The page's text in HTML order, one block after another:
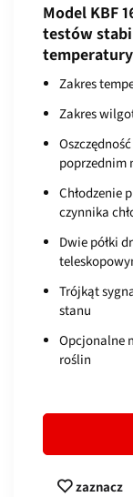
Model KBF
testów
Zakres
Zakres
poprzednim
Chłodzenie
czynnika
Dwie półki
Trójkąt
stanu
Opcjonalne
roślin
zaznacz